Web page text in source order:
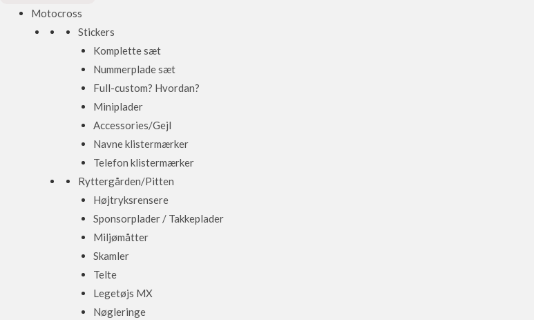
Motocross
Stickers
Komplette sæt
Nummerplade sæt
Full-custom? Hvordan?
Miniplader
Accessories/Gejl
Navne klistermærker
Telefon klistermærker
Ryttergården/Pitten
Højtryksrensere
Sponsorplader / Takkeplader
Miljømåtter
Skamler
Telte
Legetøjs MX
Nøgleringe